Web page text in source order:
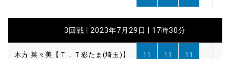
3回戦 | 2023年7月29日 | 17時30分
木方 菜々美【Ｔ．Ｔ彩たま(埼玉)】 11 11 11